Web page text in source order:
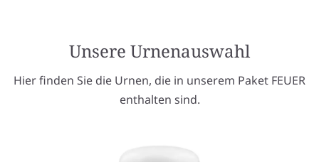
Unsere Urnenauswahl
Hier finden Sie die Urnen, die in unserem Paket FEUER
enthalten sind.